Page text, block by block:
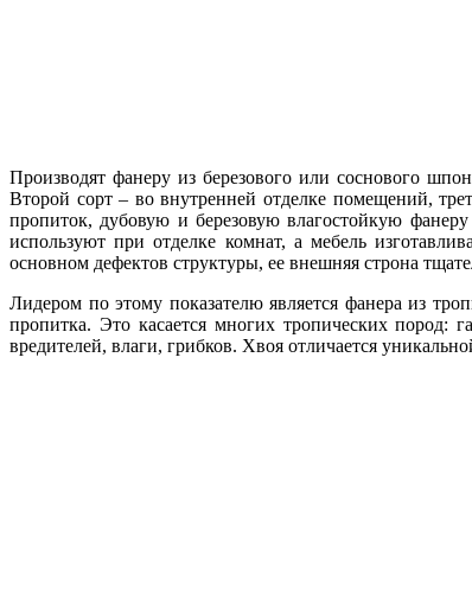
Производят фанеру из березового или соснового
Второй сорт – во внутренней отделке помещений,
пропиток, дубовую и березовую влагостойкую
используют при отделке комнат, а мебель
основном дефектов структуры, ее внешняя строна
Лидером по этому показателю является фанера из
пропитка. Это касается многих тропических пород:
вредителей, влаги, грибков. Хвоя отличается